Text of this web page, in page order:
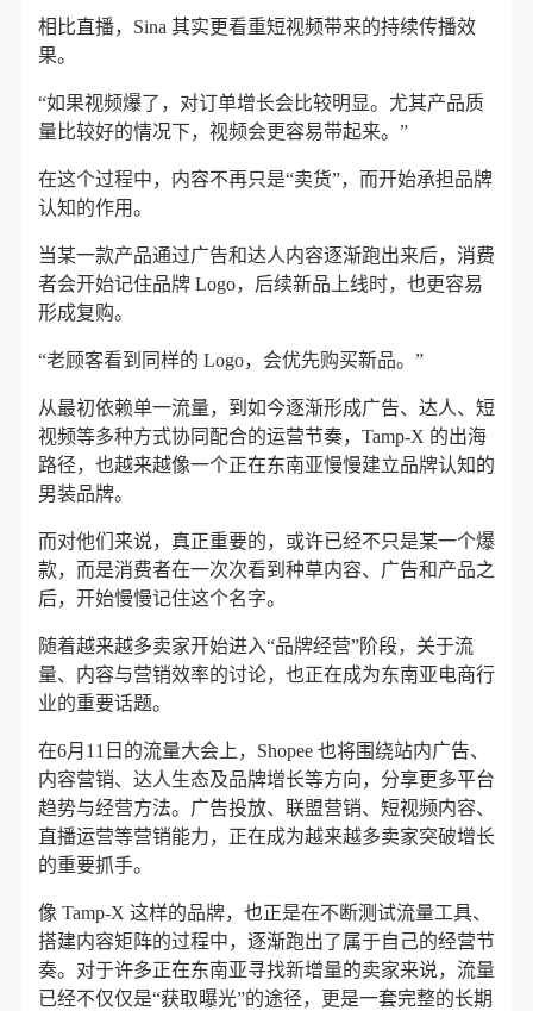
相比直播，Sina 其实更看重短视频带来的持续传播效
果。
“如果视频爆了，对订单增长会比较明显。尤其产品质
量比较好的情况下，视频会更容易带起来。”
在这个过程中，内容不再只是“卖货”，而开始承担品牌
认知的作用。
当某一款产品通过广告和达人内容逐渐跑出来后，消费
者会开始记住品牌 Logo，后续新品上线时，也更容易
形成复购。
“老顾客看到同样的 Logo，会优先购买新品。”
从最初依赖单一流量，到如今逐渐形成广告、达人、短
视频等多种方式协同配合的运营节奏，Tamp-X 的出海
路径，也越来越像一个正在东南亚慢慢建立品牌认知的
男装品牌。
而对他们来说，真正重要的，或许已经不只是某一个爆
款，而是消费者在一次次看到种草内容、广告和产品之
后，开始慢慢记住这个名字。
随着越来越多卖家开始进入“品牌经营”阶段，关于流
量、内容与营销效率的讨论，也正在成为东南亚电商行
业的重要话题。
在6月11日的流量大会上，Shopee 也将围绕站内广告、
内容营销、达人生态及品牌增长等方向，分享更多平台
趋势与经营方法。广告投放、联盟营销、短视频内容、
直播运营等营销能力，正在成为越来越多卖家突破增长
的重要抓手。
像 Tamp-X 这样的品牌，也正是在不断测试流量工具、
搭建内容矩阵的过程中，逐渐跑出了属于自己的经营节
奏。对于许多正在东南亚寻找新增量的卖家来说，流量
已经不仅仅是“获取曝光”的途径，更是一套完整的长期